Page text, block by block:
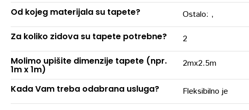
Od kojeg materijala su tapete?
Ostalo: ,
Za koliko zidova su tapete potrebne?
2
Molimo upišite dimenzije tapete (npr.
1m x 1m)
2mx2.5m
Kada Vam treba odabrana usluga? Fleksibilno je